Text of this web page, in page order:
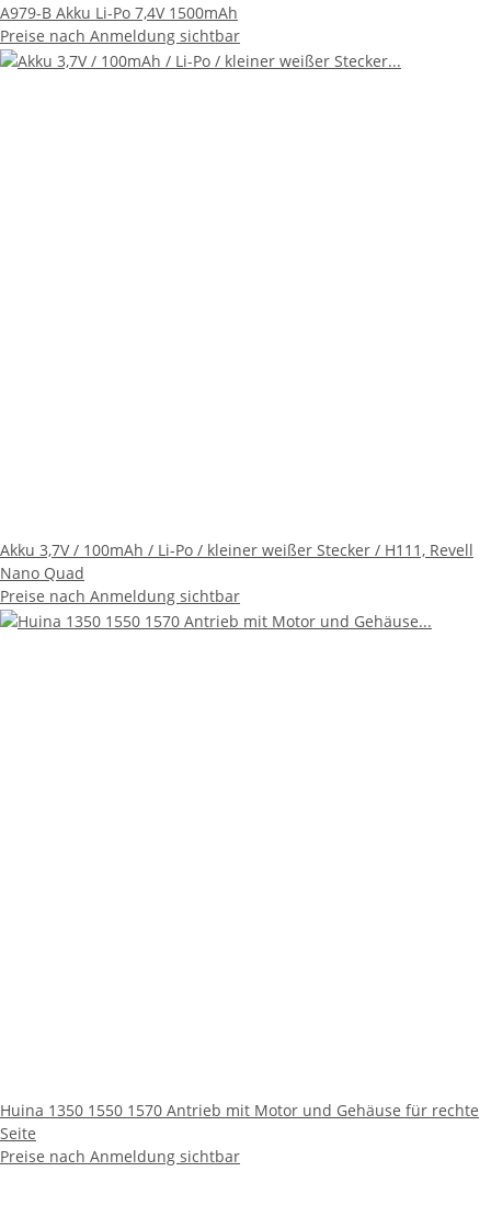
A979-B Akku Li-Po 7,4V 1500mAh
Preise nach Anmeldung sichtbar
Akku 3,7V / 100mAh / Li-Po / kleiner weißer Stecker / H111, Revell
Nano Quad
Preise nach Anmeldung sichtbar
Huina 1350 1550 1570 Antrieb mit Motor und Gehäuse für rechte
Seite
Preise nach Anmeldung sichtbar